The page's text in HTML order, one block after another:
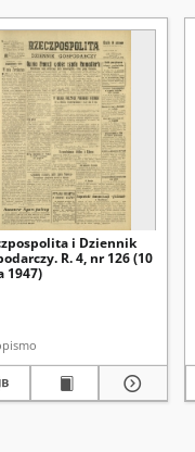
i Dziennik
R. 4, nr 126 (10
1947)